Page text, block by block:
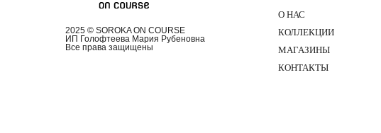
2025 © SOROKA ON COURSE
ИП Голофтеева Мария Рубеновна
Все права защищены
О НАС
КОЛЛЕКЦИИ
МАГАЗИНЫ
КОНТАКТЫ